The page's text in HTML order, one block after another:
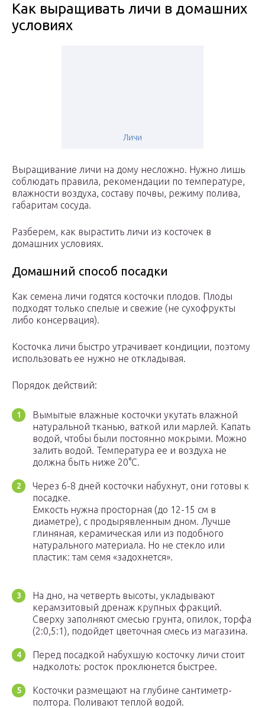
Как выращивать личи в домашних
условиях
Личи
Выращивание личи на дому несложно. Нужно лишь
соблюдать правила, рекомендации по температуре,
влажности воздуха, составу почвы, режиму полива,
габаритам сосуда.
Разберем, как вырастить личи из косточек в
домашних условиях.
Домашний способ посадки
Как семена личи годятся косточки плодов. Плоды
подходят только спелые и свежие (не сухофрукты
либо консервация).
Косточка личи быстро утрачивает кондиции, поэтому
использовать ее нужно не откладывая.
Порядок действий:
Вымытые влажные косточки укутать влажной
натуральной тканью, ваткой или марлей. Капать
водой, чтобы были постоянно мокрыми. Можно
залить водой. Температура ее и воздуха не
должна быть ниже 20°С.
Через 6-8 дней косточки набухнут, они готовы к
посадке.
Емкость нужна просторная (до 12-15 см в
диаметре), с продырявленным дном. Лучше
глиняная, керамическая или из подобного
натурального материала. Но не стекло или
пластик: там семя «задохнется».
На дно, на четверть высоты, укладывают
керамзитовый дренаж крупных фракций.
Сверху заполняют смесью грунта, опилок, торфа
(2:0,5:1), подойдет цветочная смесь из магазина.
Перед посадкой набухшую косточку личи стоит
надколоть: росток проклюнется быстрее.
Косточки размещают на глубине сантиметр-
полтора. Поливают теплой водой.